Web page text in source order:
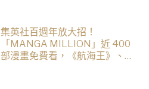
集英社百週年放大招！
「MANGA MILLION」近 400
部漫畫免費看，《航海王》、